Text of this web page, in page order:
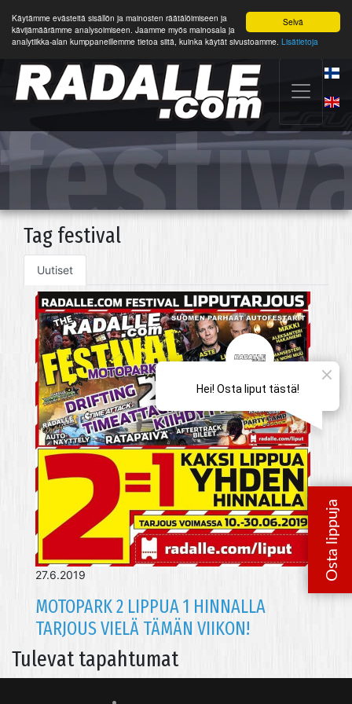
Selvä
Käytämme evästeitä sisällön ja mainosten räätälöimiseen ja
kävijämäärämme analysoimiseen. Jaamme myös mainosala ja
analytiikka-alan kumppaneillemme tietoa siitä, kuinka käytät sivustoamme. Lisätietoja
Tag festival
Uutiset
27.6.2019
MOTOPARK 2 LIPPUA 1 HINNALLA
TARJOUS VIELÄ TÄMÄN VIIKON!
Tulevat tapahtumat